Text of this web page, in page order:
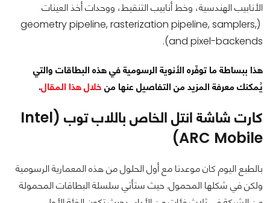
الأنابيب الهندسية، وخط أنابيب التنقيط، ووحدات أخذ العينات
(geometry pipeline, rasterization pipeline, samplers,
and pixel-backends).
هذا ببساطة ما توفّره الأنوية الرسومية في هذه البطاقات والتي
يُمكنك معرفة المزيد من التفاصيل عنها من خلال هذا المقال.
كارت شاشة انتل الخاص باللاب توب (Intel
ARC Mobile)
بالطبع اليوم كان موعدنا مع أول الحلول من هذه المعمارية الرسومية
ولكن في شكلها المحمول. حيث ستأتي سلسلة البطاقات المحمولة